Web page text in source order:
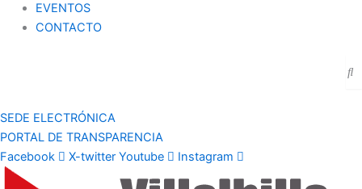
EVENTOS
CONTACTO
SEDE ELECTRÓNICA
PORTAL DE TRANSPARENCIA
Facebook
X-twitter Youtube Instagram